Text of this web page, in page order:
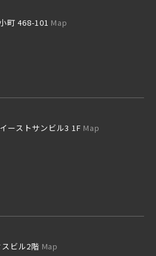
町 468-101 Map
ーストサンビル3 1F Map
ビル2階 Map